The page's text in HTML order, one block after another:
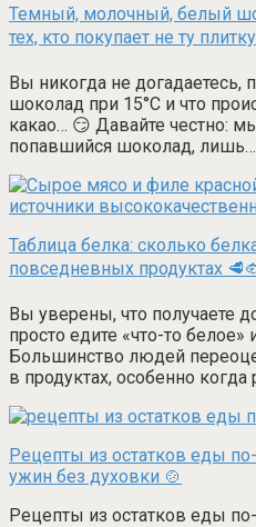
Темный, молочный, белый
тех, кто покупает не ту
Вы никогда не догадаетесь,
шоколад при 15°C и что
какао… 😏 Давайте честно:
попавшийся шоколад, лишь…
Таблица белка: сколько
повседневных продуктах
Вы уверены, что получаете
просто едите «что-то
Большинство людей
в продуктах, особенно когда
Рецепты из остатков еды
ужин без духовки 🍲
Рецепты из остатков еды